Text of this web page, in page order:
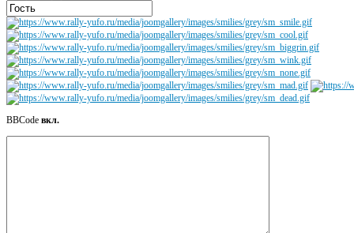
BBCode вкл.